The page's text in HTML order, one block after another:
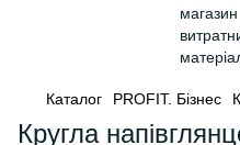
Каталог PROFIT. Бізнес
Кругла